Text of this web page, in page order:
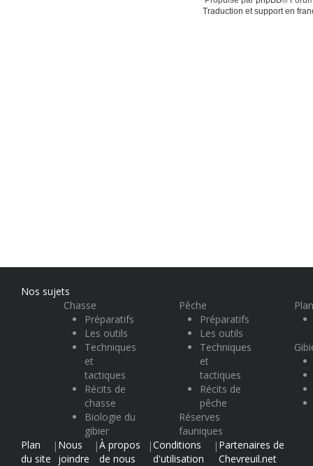
Traduction et support en
Nos sujets
Chasse
Préparatifs
Les outils
Techniques
et
tactiques
Récits de
chasse
Biologie du
gibier
Pêche
Préparatifs
Les outils
Techniques
et
tactiques
Récits de
pêche
Réserves
fauniques
Plan
du site
| Nous
joindre
|À propos
de nous
|Conditions
d'utilisation
| Partenaires de
Chevreuil.net